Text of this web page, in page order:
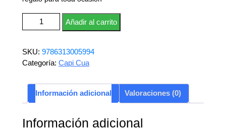
Matemágicas: Divisiones ÷ cantidad
Añadir al carrito
SKU: 9786313005994
Categoría: Capi Cua
Información adicional Valoraciones (0)
Información adicional